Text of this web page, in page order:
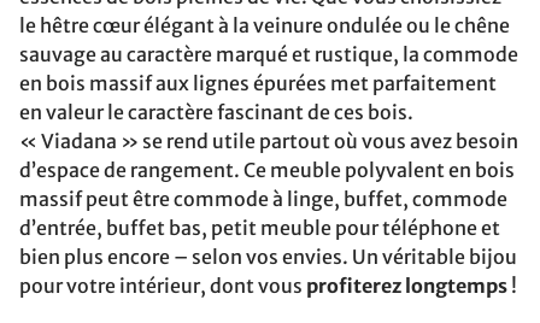
le hêtre cœur élégant à la veinure ondulée ou le chêne
sauvage au caractère marqué et rustique, la commode
en bois massif aux lignes épurées met parfaitement
en valeur le caractère fascinant de ces bois.
« Viadana » se rend utile partout où vous avez besoin
d’espace de rangement. Ce meuble polyvalent en bois
massif peut être commode à linge, buffet, commode
d’entrée, buffet bas, petit meuble pour téléphone et
bien plus encore – selon vos envies. Un véritable bijou
pour votre intérieur, dont vous profiterez longtemps !